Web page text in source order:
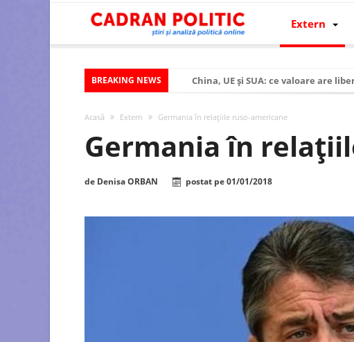
Extern
BREAKING NEWS
China, UE și SUA: ce valoare are
Modelul economic al Chinei: cum
Viitorul României în Uniunea
România – ROExit pentru a
Controlul minții prin nanoparticule
Huawei dezvoltă un nou cip AI
Acasă Extern Germania în relațiile ruso-americane
Germania în
de Denisa ORBAN postat pe01/01/2018